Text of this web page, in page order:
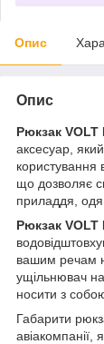
Опис
Опис
Рюкзак
аксесуар,
користування
що дозволяє
приладдя,
Рюкзак VOLT
вашим речам
ущільнювач
носити з собою
Габарити